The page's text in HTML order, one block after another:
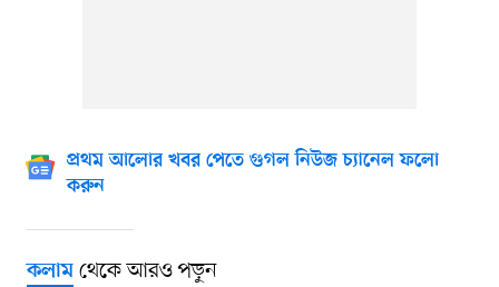
প্রথম আলোর খবর পেতে গুগল নিউজ চ্যানেল ফলো
করুন
কলামথেকে আরও পড়ুন